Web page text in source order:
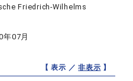
Friedrich-Wilhelms
年07月
【 表示 ／非表示 】